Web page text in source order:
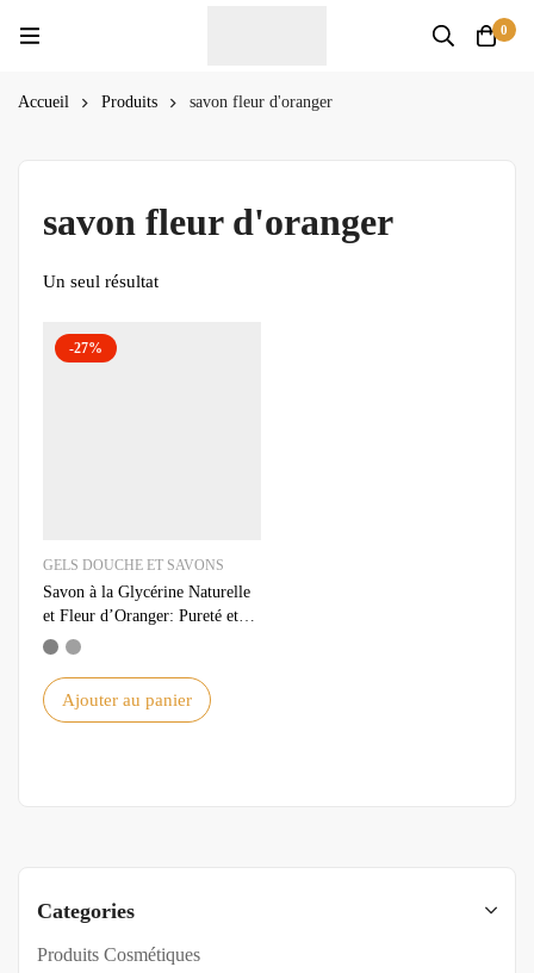
0
Accueil Produits savon fleur d'oranger
Categories
Produits Cosmétiques
savon fleur d'oranger
Un seul résultat
-27%
GELS DOUCHE ET SAVONS
Savon à la Glycérine Naturelle
et Fleur d’Oranger: Pureté et
Fraîcheur pour Votre Peau
Ajouter au panier